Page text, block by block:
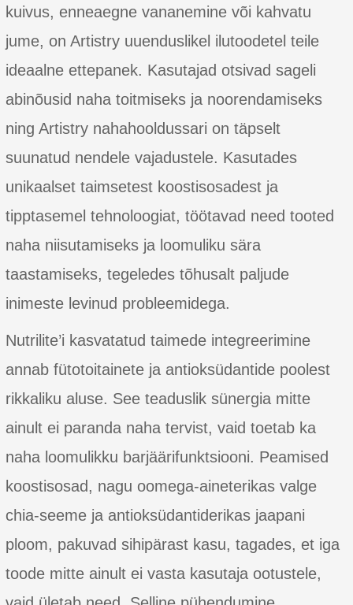
kuivus, enneaegne vananemine või kahvatu
jume, on Artistry uuenduslikel ilutoodetel teile
ideaalne ettepanek. Kasutajad otsivad sageli
abinõusid naha toitmiseks ja noorendamiseks
ning Artistry nahahooldussari on täpselt
suunatud nendele vajadustele. Kasutades
unikaalset taimsetest koostisosadest ja
tipptasemel tehnoloogiat, töötavad need tooted
naha niisutamiseks ja loomuliku sära
taastamiseks, tegeledes tõhusalt paljude
inimeste levinud probleemidega.
Nutrilite’i kasvatatud taimede integreerimine
annab fütotoitainete ja antioksüdantide poolest
rikkaliku aluse. See teaduslik sünergia mitte
ainult ei paranda naha tervist, vaid toetab ka
naha loomulikku barjäärifunktsiooni. Peamised
koostisosad, nagu oomega-aineterikas valge
chia-seeme ja antioksüdantiderikas jaapani
ploom, pakuvad sihipärast kasu, tagades, et iga
toode mitte ainult ei vasta kasutaja ootustele,